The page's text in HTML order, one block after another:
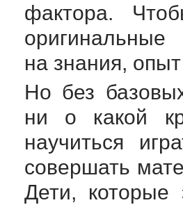
фактора.
на знания,
Но без
ни о какой
научиться
совершать
Дети, которые